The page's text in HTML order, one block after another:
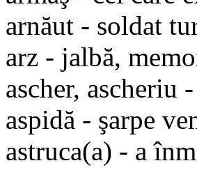
arnăut - soldat
arz - jalbă,
ascher, ascheriu
aspidă - şarpe
astruca(a) - a